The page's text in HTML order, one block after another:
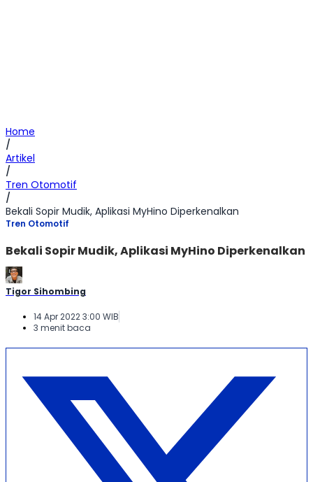
Home
/
Artikel
/
Tren Otomotif
/
Bekali Sopir Mudik, Aplikasi MyHino Diperkenalkan
Tren Otomotif
Bekali Sopir Mudik, Aplikasi MyHino Diperkenalkan
Tigor Sihombing
14 Apr 2022 3:00 WIB
3 menit baca